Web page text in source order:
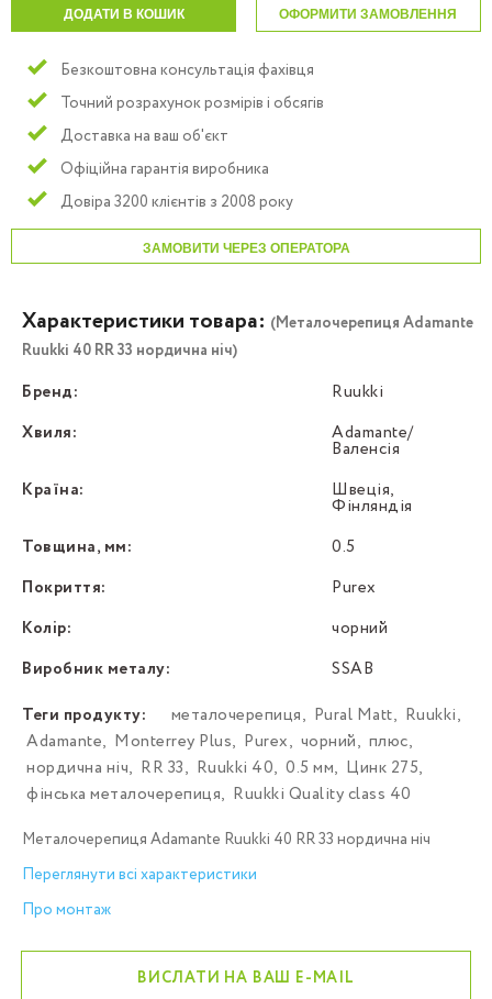
ДОДАТИ В КОШИК ОФОРМИТИ ЗАМОВЛЕННЯ
Безкоштовна консультація фахівця
Точний розрахунок розмірів і обсягів
Доставка на ваш об'єкт
Офіційна гарантія виробника
Довіра 3200 клієнтів з 2008 року
ЗАМОВИТИ ЧЕРЕЗ ОПЕРАТОРА
Характеристики товара: (Металочерепиця Adamante
Ruukki 40 RR 33 нордична ніч)
Бренд:
Ruukki
Хвиля:
Adamante/
Валенсія
Країна:
Швеція,
Фінляндія
Товщина, мм:
0.5
Покриття:
Purex
Колір:
чорний
Виробник металу:
SSAB
Теги продукту:
металочерепиця, Pural Matt, Ruukki,
Adamante, Моntеrrey Plus, Purex, чорний, плюс,
нордична ніч, RR 33, Ruukki 40, 0.5 мм, Цинк 275,
фінська металочерепиця, Ruukki Quality class 40
Металочерепиця Adamante Ruukki 40 RR 33 нордична ніч
Переглянути всі характеристики
Про монтаж
ВИСЛАТИ НА ВАШ E-MAIL